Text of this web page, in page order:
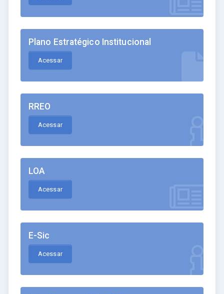
Plano Estratégico Institucional
Acessar
RREO
Acessar
LOA
Acessar
E-Sic
Acessar